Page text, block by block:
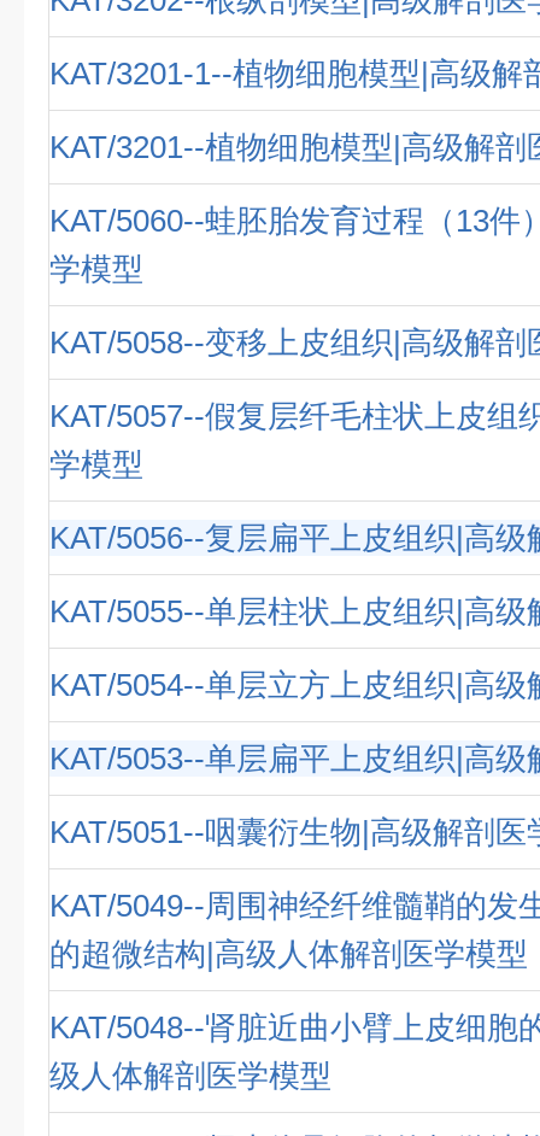
KAT/3201-1--植物细胞模型|高级解
KAT/3201--植物细胞模型|高级解剖
KAT/5060--蛙胚胎发育过程（13件
学模型
KAT/5058--变移上皮组织|高级解剖
KAT/5057--假复层纤毛柱状上皮组
学模型
KAT/5056--复层扁平上皮组织|高级
KAT/5055--单层柱状上皮组织|高级
KAT/5054--单层立方上皮组织|高级
KAT/5053--单层扁平上皮组织|高级
KAT/5051--咽囊衍生物|高级解剖医
KAT/5049--周围神经纤维髓鞘的发
的超微结构|高级人体解剖医学模型
KAT/5048--肾脏近曲小臂上皮细胞
级人体解剖医学模型